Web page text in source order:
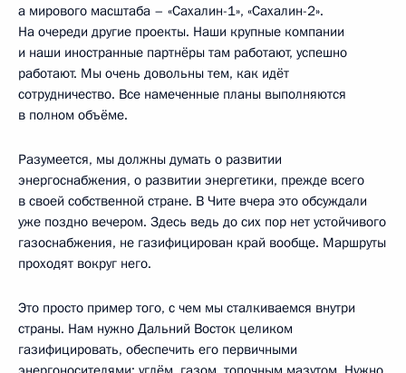
а мирового масштаба – «Сахалин-1», «Сахалин-2».
На очереди другие проекты. Наши крупные компании
и наши иностранные партнёры там работают, успешно
работают. Мы очень довольны тем, как идёт
сотрудничество. Все намеченные планы выполняются
в полном объёме.
Разумеется, мы должны думать о развитии
энергоснабжения, о развитии энергетики, прежде всего
в своей собственной стране. В Чите вчера это обсуждали
уже поздно вечером. Здесь ведь до сих пор нет устойчивого
газоснабжения, не газифицирован край вообще. Маршруты
проходят вокруг него.
Это просто пример того, с чем мы сталкиваемся внутри
страны. Нам нужно Дальний Восток целиком
газифицировать, обеспечить его первичными